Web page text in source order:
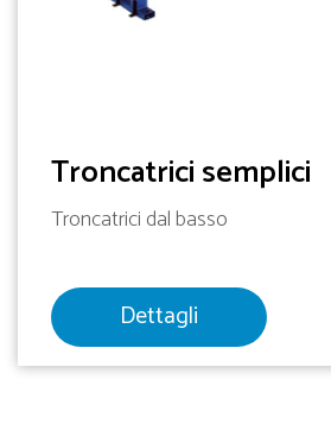
Troncatrici semplici
Troncatrici dal basso
Dettagli